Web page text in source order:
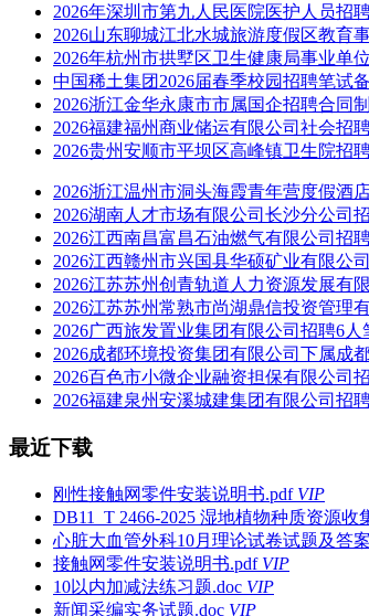
2026年深圳市第九人民医院医护人员招
2026山东聊城江北水城旅游度假区教育
2026年杭州市拱墅区卫生健康局事业单
中国稀土集团2026届春季校园招聘笔试
2026浙江金华永康市市属国企招聘合同
2026福建福州商业储运有限公司社会招
2026贵州安顺市平坝区高峰镇卫生院招
2026浙江温州市洞头海霞青年营度假酒
2026湖南人才市场有限公司长沙分公司
2026江西南昌富昌石油燃气有限公司招
2026江西赣州市兴国县华硕矿业有限公
2026江苏苏州创青轨道人力资源发展有
2026江苏苏州常熟市尚湖鼎信投资管理
2026广西旅发置业集团有限公司招聘6
2026成都环境投资集团有限公司下属成
2026百色市小微企业融资担保有限公司
2026福建泉州安溪城建集团有限公司招
最近下载
刚性接触网零件安装说明书.pdf VIP
DB11_T 2466-2025 湿地植物种质资源收
心脏大血管外科10月理论试卷试题及答
接触网零件安装说明书.pdf VIP
10以内加减法练习题.doc VIP
新闻采编实务试题.doc VIP